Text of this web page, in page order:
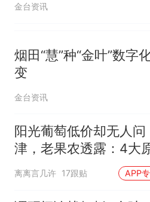
金台资讯
烟田“慧”种“金叶”数字
变
金台资讯
阳光葡萄低价却无人问
津，老果农透露：4大
因让它从高端到谷底
离离言几许 17跟贴 APP